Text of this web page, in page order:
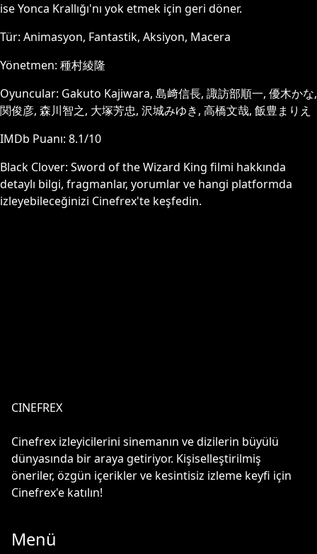
ise Yonca Krallığı'nı yok etmek için geri döner.
Tür: Animasyon, Fantastik, Aksiyon, Macera
Yönetmen: 種村綾隆
Oyuncular: Gakuto Kajiwara, 島﨑信長, 諏訪部順一, 優木かな,
関俊彦, 森川智之, 大塚芳忠, 沢城みゆき, 高橋文哉, 飯豊まりえ
IMDb Puanı: 8.1/10
Black Clover: Sword of the Wizard King filmi hakkında
detaylı bilgi, fragmanlar, yorumlar ve hangi platformda
izleyebileceğinizi Cinefrex'te keşfedin.
CINEFREX
Cinefrex izleyicilerini sinemanın ve dizilerin büyülü
dünyasında bir araya getiriyor. Kişiselleştirilmiş
öneriler, özgün içerikler ve kesintisiz izleme keyfi için
Cinefrex'e katılın!
Menü